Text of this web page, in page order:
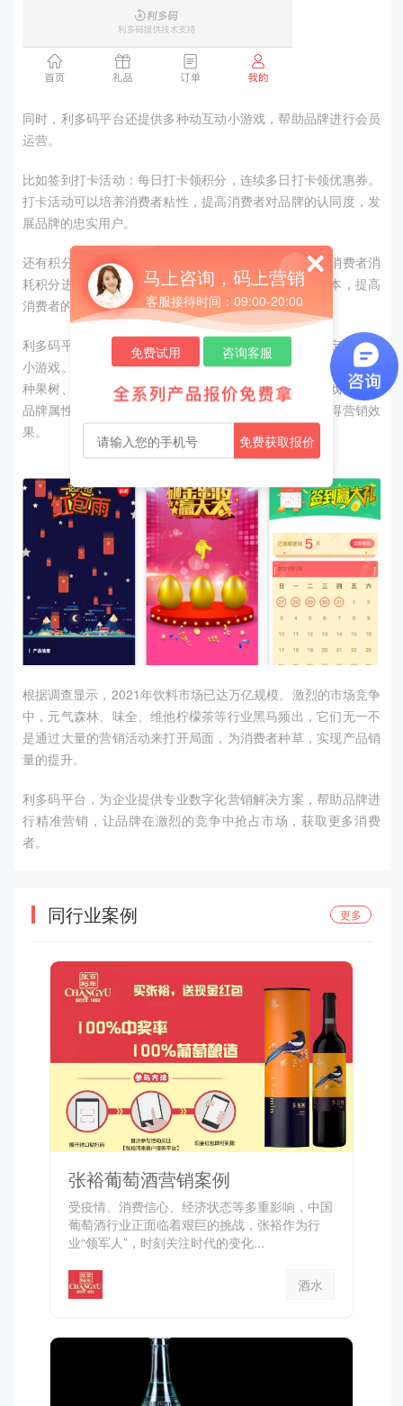
马上咨询，码上营销
客服接待时间：09:00-20:00
免费试用 咨询客服
免费获取报价
同时，利多码平台还提供多种动互动小游戏，帮助品牌进行会员
运营。
比如签到打卡活动：每日打卡领积分，连续多日打卡领优惠券。
打卡活动可以培养消费者粘性，提高消费者对品牌的认同度，发
展品牌的忠实用户。
还有积分抽奖活动：在品牌会员日，开展抽奖活动，让消费者消
耗积分进行抽奖。积分抽奖可以有效降低品牌的营销成本，提高
消费者的活跃度。
利多码平台还提供定制小游戏开发服务，帮助品牌量身定制互动
小游戏。比如荣氏果汁，就可以开发一款果汁生产游戏：消费者
种果树、收果实、生产果汁、出售获得奖励。定制小游戏更贴合
品牌属性，更容易与消费者产生情感链接，也更容易取得营销效
果。
根据调查显示， 2021年饮料市场已达万亿规模。激烈的市场竞争
中，元气森林、味全、维他柠檬茶等行业黑马频出，它们无一不
是通过大量的营销活动来打开局面，为消费者种草，实现产品销
量的提升。
利多码平台，为企业提供专业数字化营销解决方案，帮助品牌进
行精准营销，让品牌在激烈的竞争中抢占市场，获取更多消费
者。
同行业案例 更多
张裕葡萄酒营销案例
受疫情、消费信心、经济状态等多重影响，中国
葡萄酒行业正面临着艰巨的挑战，张裕作为行
业“领军人”，时刻关注时代的变化...
酒水